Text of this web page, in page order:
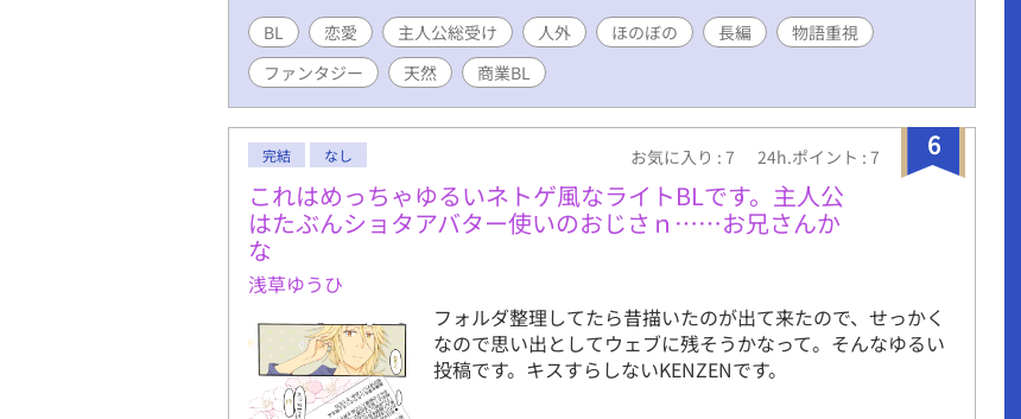
BL 恋愛 主人公総受け 人外 ほのぼの 長編
物語重視
ファンタジー
天然 商業BL
6
完結 なし お気に入り : 7 24h.ポイント : 7
これはめっちゃゆるいネトゲ風なライトBLです。主人公
はたぶんショタアバター使いのおじさｎ……お兄さんか
な
浅草ゆうひ
フォルダ整理してたら昔描いたのが出て来たので、せっかく
なので思い出としてウェブに残そうかなって。そんなゆるい
投稿です。キスすらしないKENZENです。